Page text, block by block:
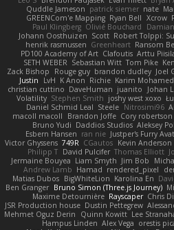
Quddle Jameson patrick siemer nate
GREENCom'e Mapping Ryan Bell Xcrow
Paul Klingberg Olivié Bouchard
Johann Oosthuizen Scott Robert Tolppi:
henrik rasmussen Greenheart Ransom
PD100 Academy of Art Clafoutis Arttu
SETH WEBER Sebastian Witt Tom Pike
Zack Bishop
Rouge guy brandon dudley Joel
Justin
LvH K Anon Richie Karim Mohamed
christian cuttino DaveHuman juanito Johan L
Volatility Stephen Smith joshy west xoxo
Daniel Schmid Leal Steele Nitrosimi96
macoll macoll
Brandon Joffe Cory robertson
Bruno Yudi Daddios Studios Aleksey
Esbern Hansen ran nie Justper's Furry
Victor Ghyssens 749R CGautos Kevin Anderson
Philipp T David Pulcifer Thomas Elliott
Jermaine Bouyea Liam Smyth Jim Bob
Andrew Lamb Hamad rendered_pixel
Matias Dubos BigWhiteLion Karolina En
Ben Granger Bruno Simon (Three.js Journey)
Maxime Detournière Rayscaper Chris
JSR Production house Dustin Pettegrew
Mehmet Oguz Derin
Quinn Kowitt Lee
Hampus Linden Alex Vega orestis